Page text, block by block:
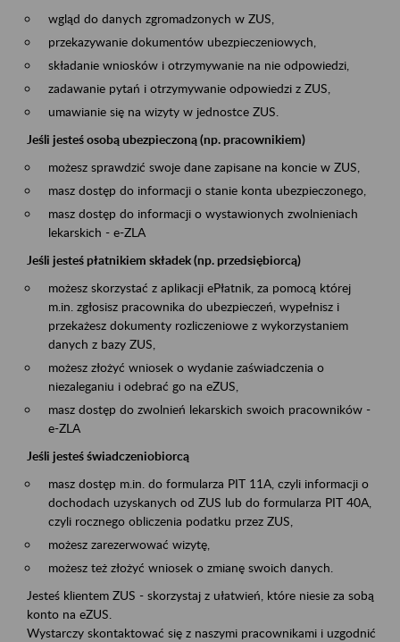
wgląd do danych zgromadzonych w ZUS,
przekazywanie dokumentów ubezpieczeniowych,
składanie wniosków i otrzymywanie na nie odpowiedzi,
zadawanie pytań i otrzymywanie odpowiedzi z ZUS,
umawianie się na wizyty w jednostce ZUS.
Jeśli jesteś osobą ubezpieczoną (np. pracownikiem)
możesz sprawdzić swoje dane zapisane na koncie w ZUS,
masz dostęp do informacji o stanie konta ubezpieczonego,
masz dostęp do informacji o wystawionych zwolnieniach
lekarskich - e-ZLA
Jeśli jesteś płatnikiem składek (np. przedsiębiorcą)
możesz skorzystać z aplikacji ePłatnik, za pomocą której
m.in. zgłosisz pracownika do ubezpieczeń, wypełnisz i
przekażesz dokumenty rozliczeniowe z wykorzystaniem
danych z bazy ZUS,
możesz złożyć wniosek o wydanie zaświadczenia o
niezaleganiu i odebrać go na eZUS,
masz dostęp do zwolnień lekarskich swoich pracowników -
e-ZLA
Jeśli jesteś świadczeniobiorcą
masz dostęp m.in. do formularza PIT 11A, czyli informacji o
dochodach uzyskanych od ZUS lub do formularza PIT 40A,
czyli rocznego obliczenia podatku przez ZUS,
możesz zarezerwować wizytę,
możesz też złożyć wniosek o zmianę swoich danych.
Jesteś klientem ZUS - skorzystaj z ułatwień, które niesie za sobą
konto na eZUS.
Wystarczy skontaktować się z naszymi pracownikami i uzgodnić